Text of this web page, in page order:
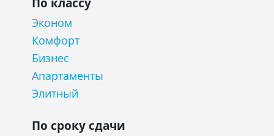
Эконом
Комфорт
Бизнес
Апартаменты
Элитный
По сроку сдачи